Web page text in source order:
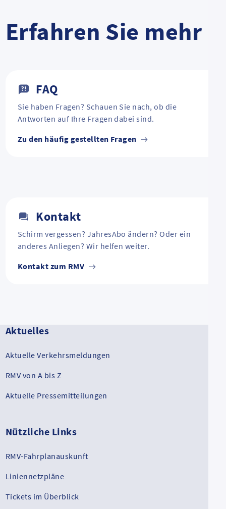
Erfahren Sie mehr
FAQ
Sie haben Fragen? Schauen Sie nach, ob die
Antworten auf Ihre Fragen dabei sind.
Zu den häufig gestellten Fragen
Kontakt
Schirm vergessen? JahresAbo ändern? Oder ein
anderes Anliegen? Wir helfen weiter.
Kontakt zum RMV
Aktuelles
Aktuelle Verkehrsmeldungen
RMV von A bis Z
Aktuelle Pressemitteilungen
Nützliche Links
RMV-Fahrplanauskunft
Liniennetzpläne
Tickets im Überblick